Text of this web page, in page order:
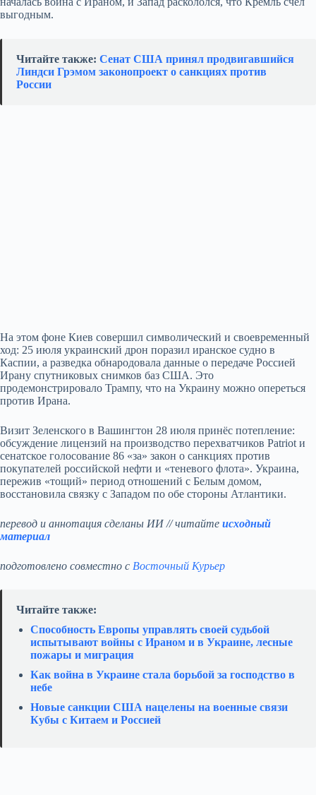
выгодным.
Читайте также: Сенат США принял продвигавшийся
Линдси Грэмом законопроект о санкциях против
России
На этом фоне Киев совершил символический и своевременный
ход: 25 июля украинский дрон поразил иранское судно в
Каспии, а разведка обнародовала данные о передаче Россией
Ирану спутниковых снимков баз США. Это
продемонстрировало Трампу, что на Украину можно опереться
против Ирана.
Визит Зеленского в Вашингтон 28 июля принёс потепление:
обсуждение лицензий на производство перехватчиков Patriot и
сенатское голосование 86 «за» закон о санкциях против
покупателей российской нефти и «теневого флота». Украина,
пережив «тощий» период отношений с Белым домом,
восстановила связку с Западом по обе стороны Атлантики.
перевод и аннотация сделаны ИИ // читайте исходный
материал
подготовлено совместно с Восточный Курьер
Читайте также:
Способность Европы управлять своей судьбой
испытывают войны с Ираном и в Украине, лесные
пожары и миграция
Как война в Украине стала борьбой за господство в
небе
Новые санкции США нацелены на военные связи
Кубы с Китаем и Россией